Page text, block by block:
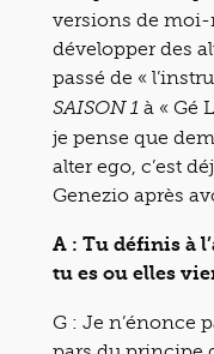
versions de moi-
développer des
passé de «
SAISON 1 à « Gé
je pense que
alter ego, c’est
Genezio après
A : Tu définis à
tu es ou elles
G : Je n’énonce